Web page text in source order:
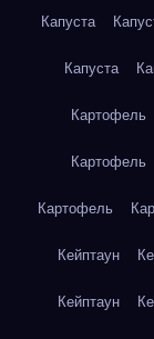
Капуста
Капуста
Картофель
Картофель
Картофель
Кейптаун
Кейптаун